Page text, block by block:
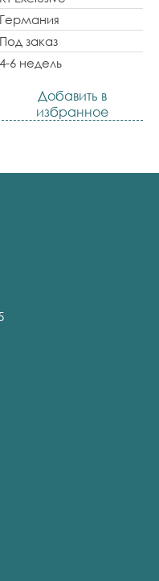
Германия
Под заказ
4-6 недель
Добавить в
избранное